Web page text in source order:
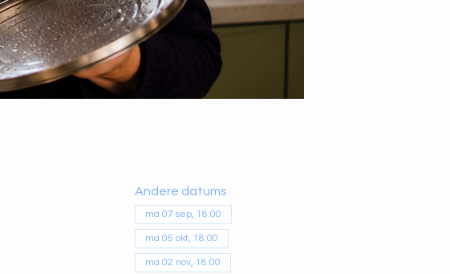
Andere datums
ma 07 sep, 18:00
ma 05 okt, 18:00
ma 02 nov, 18:00